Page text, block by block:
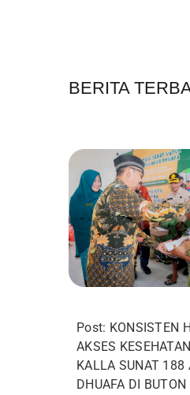
BERITA
Post: KONSISTEN
AKSES
KALLA SUNAT 188
DHUAFA DI BUTON